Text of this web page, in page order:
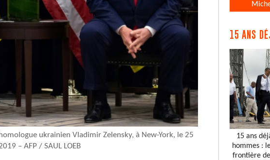
ukrainien Vladimir Zelensky, à New-York, le 25
– AFP / SAUL LOEB
15 ANS
15 ans
hommes :
frontière